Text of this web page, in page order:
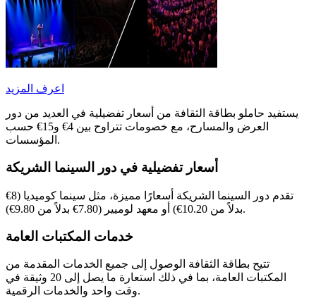
اعرف المزيد
يستفيد حاملو بطاقة الثقافة من أسعار تفضيلية في العديد من دور
العرض والمسارح، مع خصومات تتراوح بين 4€ و15€ حسب
المؤسسات.
أسعار تفضيلية في دور السينما الشريكة
تقدم دور السينما الشريكة أسعارًا مميزة، مثل سينما كوميديا (8€
بدلاً من 10.20€) أو معهد لوميير (7.80€ بدلاً من 9.80€).
خدمات المكتبات العامة
تتيح بطاقة الثقافة الوصول إلى جميع الخدمات المقدمة من
المكتبات العامة، بما في ذلك استعارة ما يصل إلى 20 وثيقة في
وقت واحد والخدمات الرقمية.